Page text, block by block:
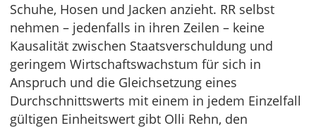
Schuhe, Hosen und Jacken anzieht. RR selbst
nehmen – jedenfalls in ihren Zeilen – keine
Kausalität zwischen Staatsverschuldung und
geringem Wirtschaftswachstum für sich in
Anspruch und die Gleichsetzung eines
Durchschnittswerts mit einem in jedem Einzelfall
gültigen Einheitswert gibt Olli Rehn, den